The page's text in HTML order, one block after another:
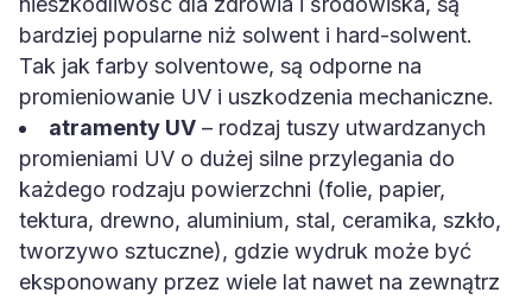
bardziej popularne niż solwent i hard-solwent.
Tak jak farby solventowe, są odporne na
promieniowanie UV i uszkodzenia mechaniczne.
atramenty UV – rodzaj tuszy utwardzanych
promieniami UV o dużej silne przylegania do
każdego rodzaju powierzchni (folie, papier,
tektura, drewno, aluminium, stal, ceramika, szkło,
tworzywo sztuczne), gdzie wydruk może być
eksponowany przez wiele lat nawet na zewnątrz